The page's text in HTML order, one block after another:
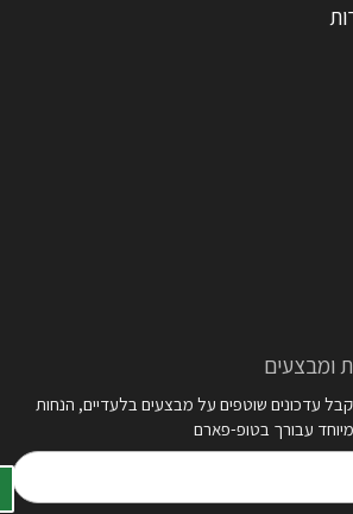
ומבצעים
עדכונים שוטפים על מבצעים בלעדיים, הנחות
עבורך בטופ-פארם